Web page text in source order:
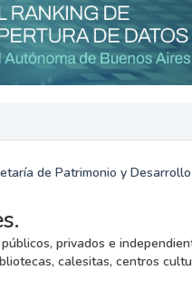
de Patrimonio y
privados e
calesitas, centros